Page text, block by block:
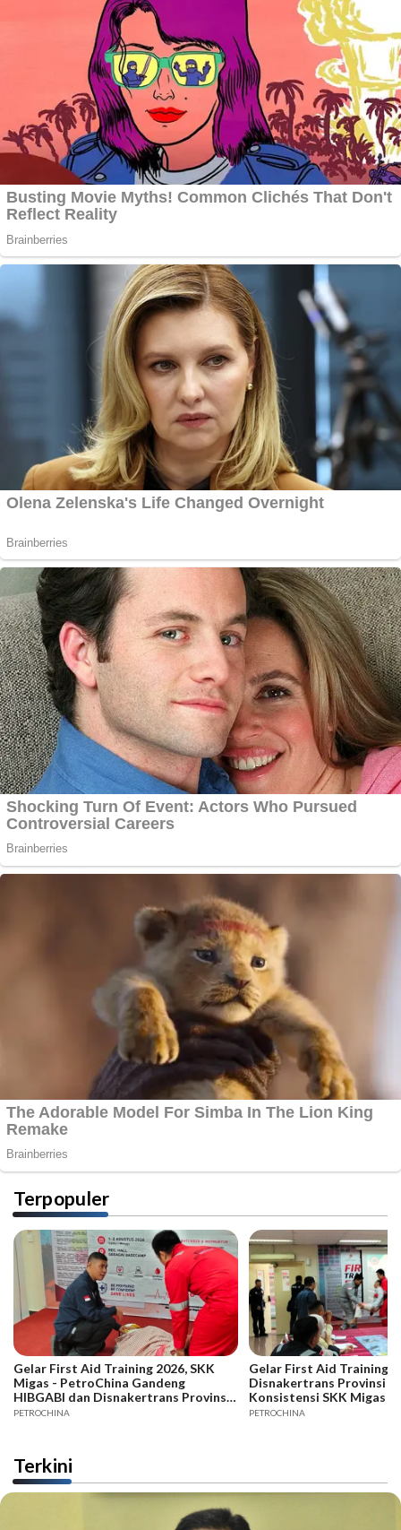
Terpopuler
Gelar First Aid Training 2026, SKK
Migas - PetroChina Gandeng
HIBGABI dan Disnakertrans Provinsi
Jambi
PETROCHINA
Gelar First Aid Training
Disnakertrans Provinsi
Konsistensi SKK Migas -
PETROCHINA
Terkini